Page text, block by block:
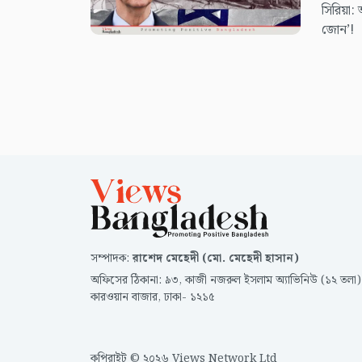
জোন’!
সম্পাদক:রাশেদ মেহেদী (মো. মেহেদী হাসান)
অফিসের ঠিকানা: ৯৩, কাজী নজরুল ইসলাম অ্যাভিনিউ (১২
কারওয়ান বাজার, ঢাকা- ১২১৫